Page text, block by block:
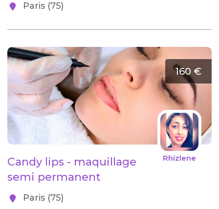
Paris (75)
160 €
Rhizlene
Candy lips - maquillage
semi permanent
Paris (75)